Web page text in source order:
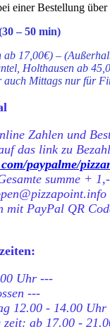
einer Bestellung über
– 50 min)
17,00€) –
Holthausen ab
Mittags nur für
Zahlen und
das link zu
paypalme/
summe +
mit PayPal QR
Uhr ---
---
12.00 - 14.00
zeit: ab 17.00 -